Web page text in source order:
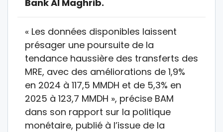
Bank Al Maghrib.
« Les données disponibles laissent
présager une poursuite de la
tendance haussière des transferts des
MRE, avec des améliorations de 1,9%
en 2024 à 117,5 MMDH et de 5,3% en
2025 à 123,7 MMDH », précise BAM
dans son rapport sur la politique
monétaire, publié à l’issue de la